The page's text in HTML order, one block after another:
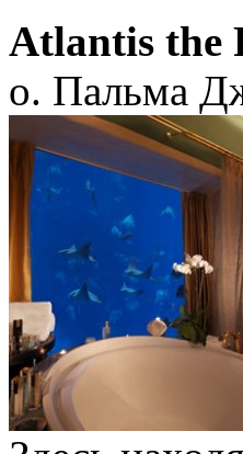
Atlantis the
о. Пальма